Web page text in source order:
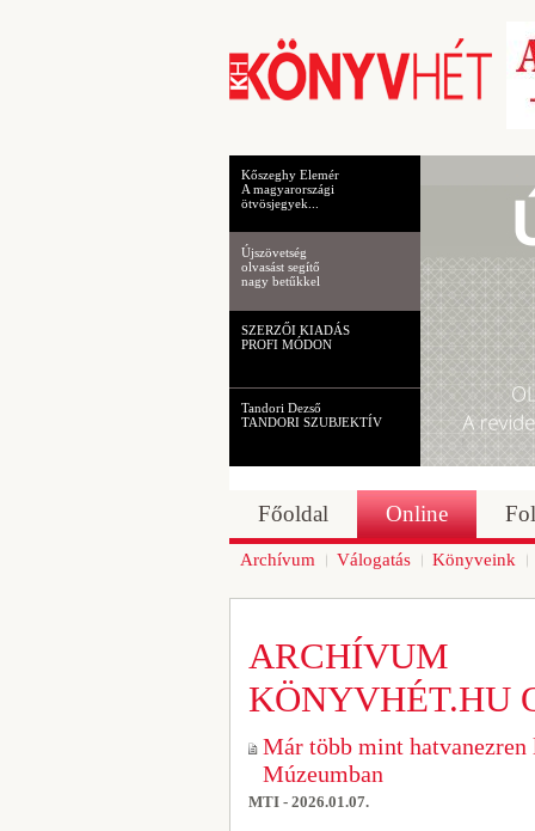
Kőszeghy Elemér
A magyarországi
ötvösjegyek...
Újszövetség
olvasást segítő
nagy betűkkel
SZERZŐI KIADÁS
PROFI MÓDON
Tandori Dezső
TANDORI SZUBJEKTÍV
Főoldal Online
Archívum Válogatás Könyveink
ARCHÍVUM
KÖNYVHÉT.HU
Már több mint
Múzeumban
MTI - 2026.01.07.